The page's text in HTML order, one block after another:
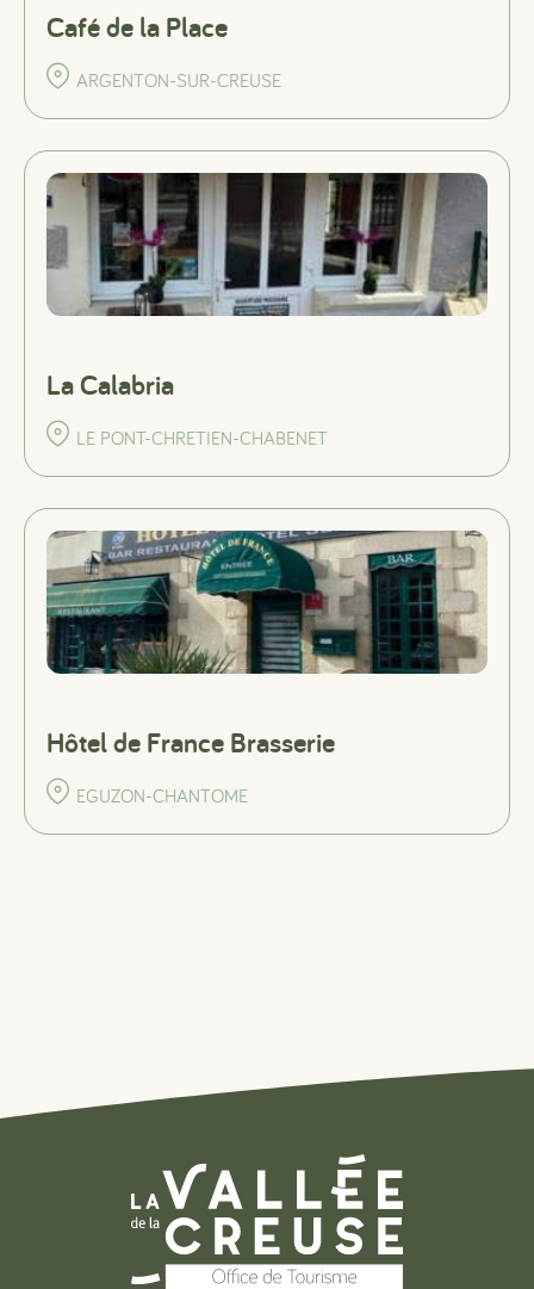
Café de la Place
ARGENTON-SUR-CREUSE
La Calabria
LE PONT-CHRETIEN-CHABENET
Hôtel de France Brasserie
EGUZON-CHANTOME